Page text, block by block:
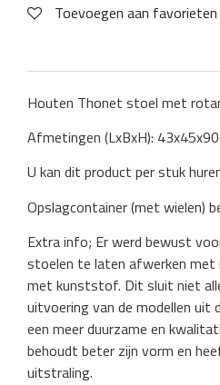
Toevoegen aan favorieten
Houten Thonet stoel met
Afmetingen (LxBxH):
U kan dit product per stuk
Opslagcontainer (met wielen)
Extra info; Er werd bewust
stoelen te laten afwerken met
met kunststof. Dit sluit niet
uitvoering van de modellen uit
een meer duurzame en
behoudt beter zijn vorm en
uitstraling.